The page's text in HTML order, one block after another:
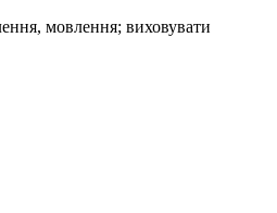
мовлення; виховувати